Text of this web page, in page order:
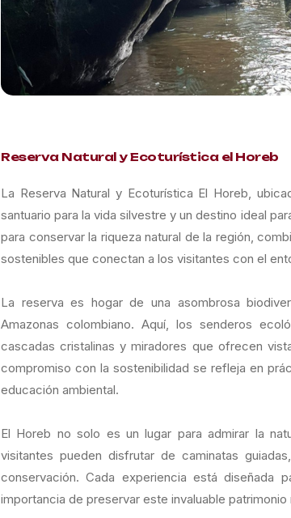
Reserva Natural y Ecoturística el Horeb
La Reserva Natural y Ecoturística El Horeb,
santuario para la vida silvestre y un destino ideal
para conservar la riqueza natural de la región,
sostenibles que conectan a los visitantes con el
La reserva es hogar de una asombrosa
Amazonas colombiano. Aquí, los senderos
cascadas cristalinas y miradores que ofrecen
compromiso con la sostenibilidad se refleja en
educación ambiental.
El Horeb no solo es un lugar para admirar la
visitantes pueden disfrutar de caminatas
conservación. Cada experiencia está diseñada
importancia de preservar este invaluable patrimonio